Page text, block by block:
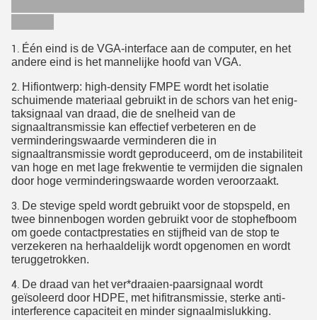
1.
Één eind is de VGA-interface aan de computer, en het
andere eind is het mannelijke hoofd van VGA.
2.
Hifiontwerp: high-density FMPE wordt het isolatie
schuimende materiaal gebruikt in de schors van het enig-
taksignaal van draad, die de snelheid van de
signaaltransmissie kan effectief verbeteren en de
verminderingswaarde verminderen die in
signaaltransmissie wordt geproduceerd, om de instabiliteit
van hoge en met lage frekwentie te vermijden die signalen
door hoge verminderingswaarde worden veroorzaakt.
3.
De stevige speld wordt gebruikt voor de stopspeld, en
twee binnenbogen worden gebruikt voor de stophefboom
om goede contactprestaties en stijfheid van de stop te
verzekeren na herhaaldelijk wordt opgenomen en wordt
teruggetrokken.
4. De draad van het ver*draaien-paarsignaal wordt
geïsoleerd door HDPE, met hifitransmissie, sterke anti-
interference capaciteit en minder signaalmislukking.